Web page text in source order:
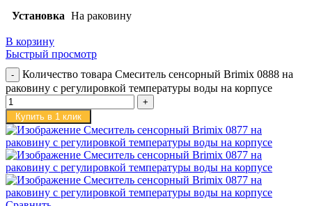
Установка На раковину
В корзину
Быстрый просмотр
Количество товара Смеситель сенсорный Brimix 0888 на
раковину с регулировкой температуры воды на корпусе
Купить в 1 клик